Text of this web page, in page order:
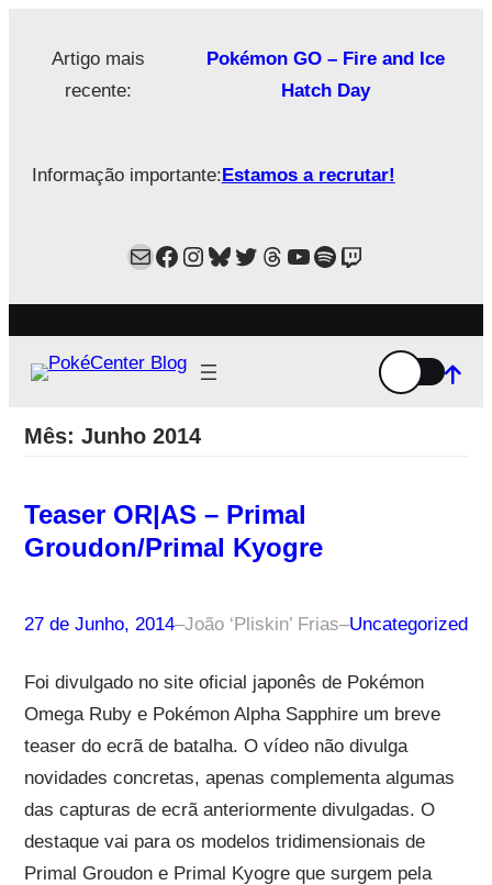
Artigo mais
recente:
Pokémon GO – Fire and Ice
Hatch Day
Informação importante:Estamos a recrutar!
MailFacebook
Instagram
Bluesky
Twitter
Estamos no Threads!
YouTube
Spotify
Twitch
Mês: Junho 2014
Teaser OR|AS – Primal
Groudon/Primal Kyogre
27 de Junho, 2014–João ‘Pliskin’ Frias–Uncategorized
Foi divulgado no site oficial japonês de Pokémon
Omega Ruby e Pokémon Alpha Sapphire um breve
teaser do ecrã de batalha. O vídeo não divulga
novidades concretas, apenas complementa algumas
das capturas de ecrã anteriormente divulgadas. O
destaque vai para os modelos tridimensionais de
Primal Groudon e Primal Kyogre que surgem pela